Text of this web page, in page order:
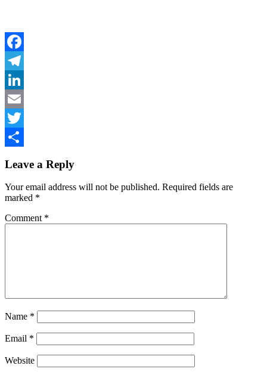
Facebook
Telegram
LinkedIn
Email
Twitter
Leave a Reply
Your email address will not be published. Required fields are
marked *
Comment *
Name *
Email *
Website